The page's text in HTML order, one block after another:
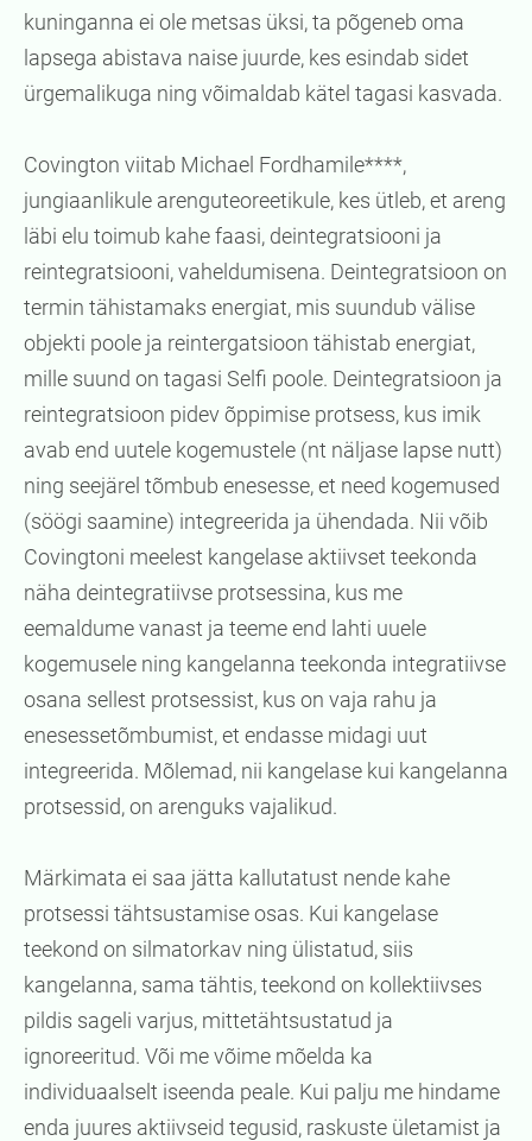
kuninganna ei ole metsas üksi, ta põgeneb oma
lapsega abistava naise juurde, kes esindab sidet
ürgemalikuga ning võimaldab kätel tagasi kasvada.
Covington viitab Michael Fordhamile****,
jungiaanlikule arenguteoreetikule, kes ütleb, et areng
läbi elu toimub kahe faasi, deintegratsiooni ja
reintegratsiooni, vaheldumisena. Deintegratsioon on
termin tähistamaks energiat, mis suundub välise
objekti poole ja reintergatsioon tähistab energiat,
mille suund on tagasi Selfi poole. Deintegratsioon ja
reintegratsioon pidev õppimise protsess, kus imik
avab end uutele kogemustele (nt näljase lapse nutt)
ning seejärel tõmbub enesesse, et need kogemused
(söögi saamine) integreerida ja ühendada. Nii võib
Covingtoni meelest kangelase aktiivset teekonda
näha deintegratiivse protsessina, kus me
eemaldume vanast ja teeme end lahti uuele
kogemusele ning kangelanna teekonda integratiivse
osana sellest protsessist, kus on vaja rahu ja
enesessetõmbumist, et endasse midagi uut
integreerida. Mõlemad, nii kangelase kui kangelanna
protsessid, on arenguks vajalikud.
Märkimata ei saa jätta kallutatust nende kahe
protsessi tähtsustamise osas. Kui kangelase
teekond on silmatorkav ning ülistatud, siis
kangelanna, sama tähtis, teekond on kollektiivses
pildis sageli varjus, mittetähtsustatud ja
ignoreeritud. Või me võime mõelda ka
individuaalselt iseenda peale. Kui palju me hindame
enda juures aktiivseid tegusid, raskuste ületamist ja